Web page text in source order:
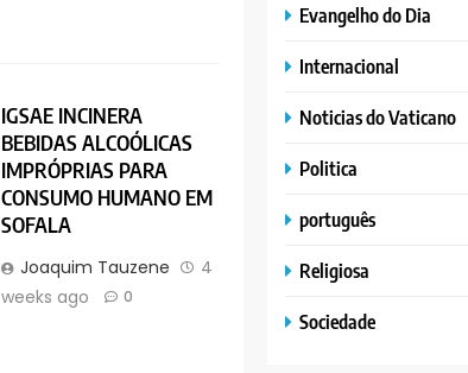
IGSAE INCINERA
BEBIDAS ALCOÓLICAS
IMPRÓPRIAS PARA
CONSUMO HUMANO EM
SOFALA
Joaquim Tauzene
4
weeks ago
0
Evangelho do Dia
Internacional
Noticias do Vaticano
Politica
português
Religiosa
Sociedade